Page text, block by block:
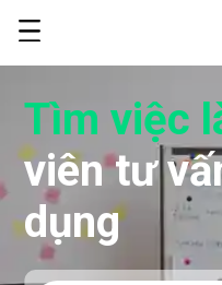
Tìm việc
viên tư
dụng